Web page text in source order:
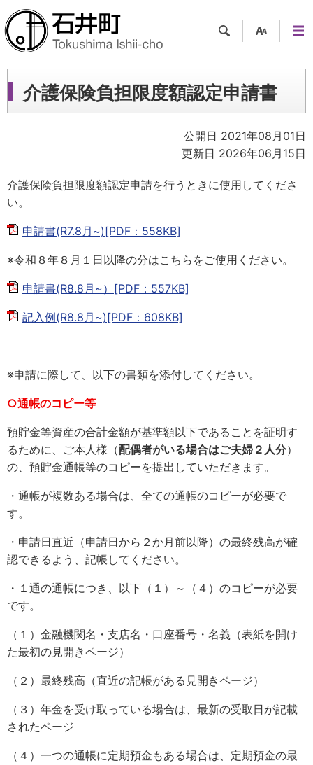
ツー
ル
ュー
介護保険負担限度額認定申請書
公開日 2021年08月01日
更新日 2026年06月15日
介護保険負担限度額認定申請を行うときに使用してくださ
い。
申請書(R7.8月~)[PDF：558KB]
※令和８年８月１日以降の分はこちらをご使用ください。
申請書(R8.8月~）[PDF：557KB]
記入例(R8.8月~)[PDF：608KB]
※申請に際して、以下の書類を添付してください。
○通帳のコピー等
預貯金等資産の合計金額が基準額以下であることを証明す
るために、ご本人様（配偶者がいる場合はご夫婦２人分）
の、預貯金通帳等のコピーを提出していただきます。
・通帳が複数ある場合は、全ての通帳のコピーが必要で
す。
・申請日直近（申請日から２か月前以降）の最終残高が確
認できるよう、記帳してください。
・１通の通帳につき、以下（１）～（４）のコピーが必要
です。
（１）金融機関名・支店名・口座番号・名義（表紙を開け
た最初の見開きページ）
（２）最終残高（直近の記帳がある見開きページ）
（３）年金を受け取っている場合は、最新の受取日が記載
されたページ
（４）一つの通帳に定期預金もある場合は、定期預金の最